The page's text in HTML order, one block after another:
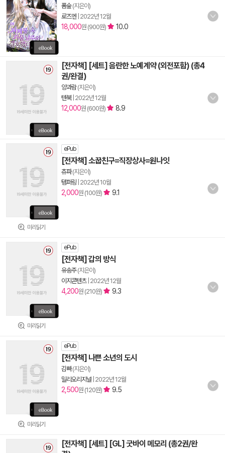
폼숲(지은이)
로즈엔 2022년 12월
18,000원 (900원) 10.0
[전자책] [세트] 음란한 노예계약 (외전포함) (총4
권/완결)
양과람(지은이)
텐북| 2022년 12월
12,000원 (600원) 8.9
미리읽기
ePub
[전자책] 소꿉친구=직장상사=원나잇
츄파(지은이)
템퍼링 2022년 10월
2,000원 (100원) 9.1
미리읽기
ePub
[전자책] 갑의 방식
유송주(지은이)
이지콘텐츠| 2022년 12월
4,200원 (210원) 9.3
미리읽기
ePub
[전자책] 나쁜 소년의 도시
김빠(지은이)
밀리오리지널 2022년 12월
2,500원 (120원) 9.5
[전자책] [세트] [GL] 굿바이 메모리 (총2권/완